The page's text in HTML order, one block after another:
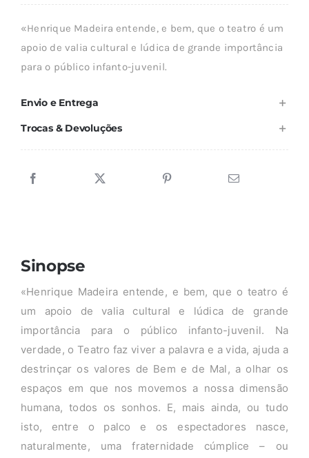
«Henrique Madeira entende, e bem, que o teatro é um
apoio de valia cultural e lúdica de grande importância
para o público infanto-juvenil.
Envio e Entrega
Trocas & Devoluções
Sinopse
«Henrique Madeira entende, e bem, que o teatro é
um apoio de valia cultural e lúdica de grande
importância para o público infanto-juvenil. Na
verdade, o Teatro faz viver a palavra e a vida, ajuda a
destrinçar os valores de Bem e de Mal, a olhar os
espaços em que nos movemos a nossa dimensão
humana, todos os sonhos. E, mais ainda, ou tudo
isto, entre o palco e os espectadores nasce,
naturalmente, uma fraternidade cúmplice – ou